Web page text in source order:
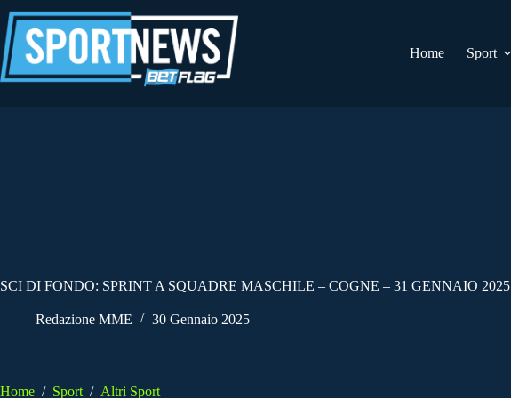
al
contenuto
Home
Sport
SCI DI FONDO: SPRINT A SQUADRE MASCHILE – COGNE – 31 GENNAIO 2025
Redazione MME 30 Gennaio 2025
Home / Sport / Altri Sport